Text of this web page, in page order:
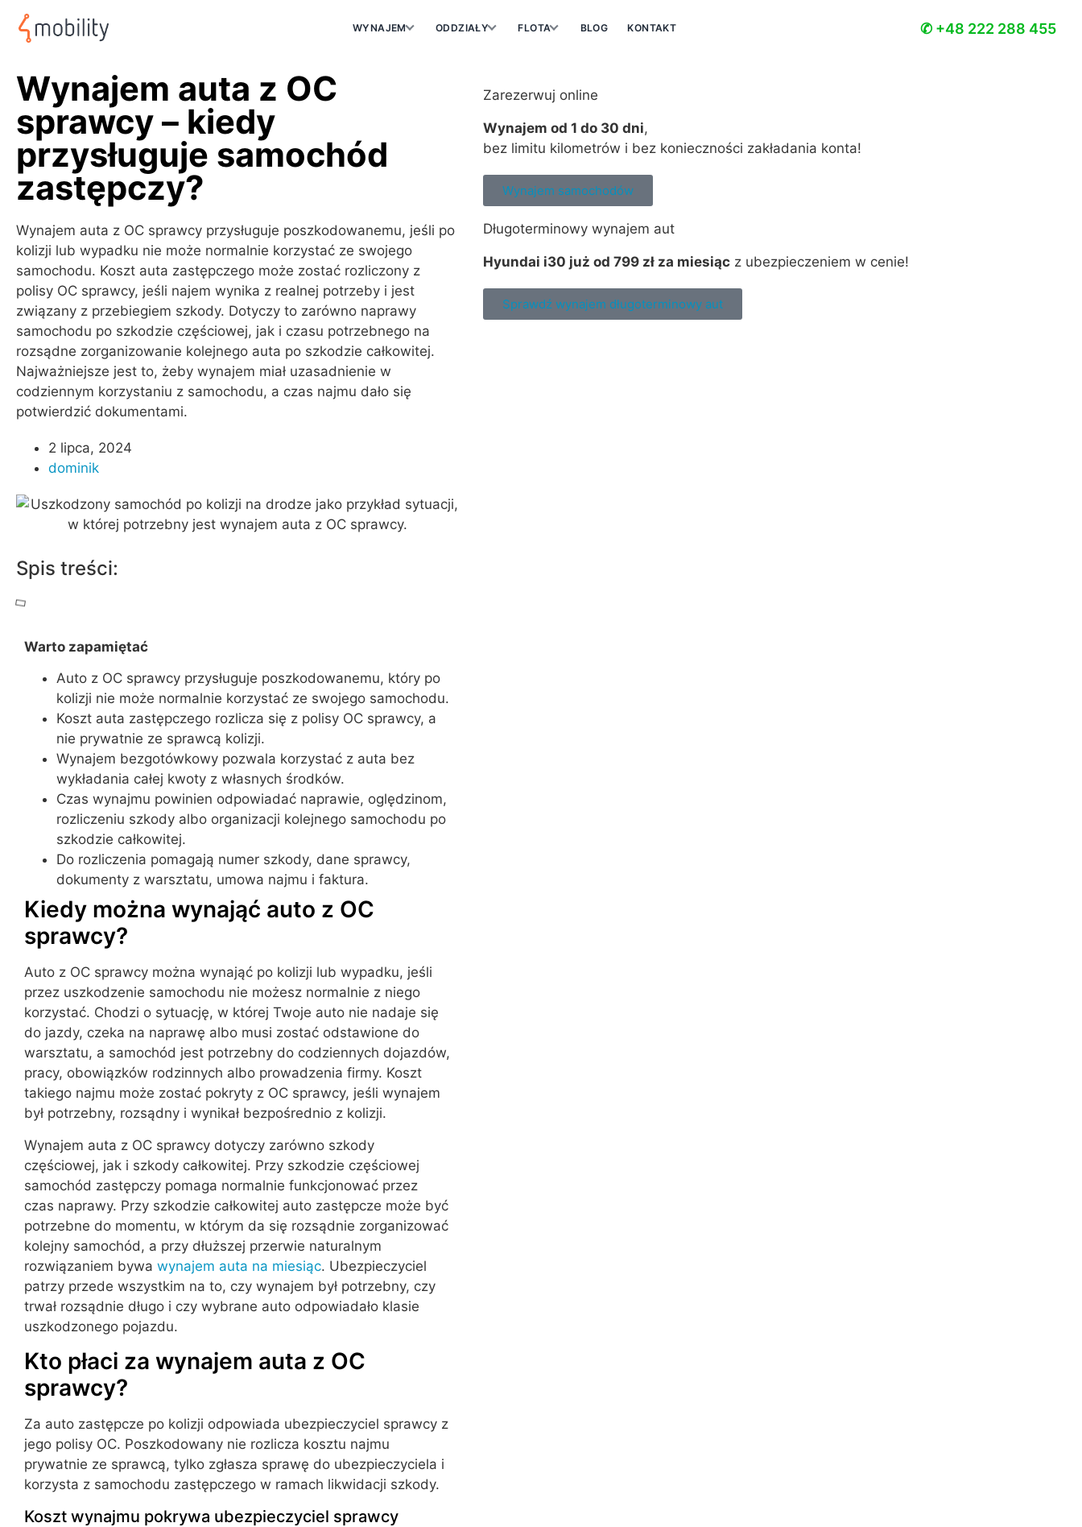
WYNAJEM ODDZIAŁY FLOTA BLOG KONTAKT ✆ +48 222 288 455
Wynajem auta z OC
sprawcy – kiedy
przysługuje samochód
zastępczy?
Wynajem auta z OC sprawcy przysługuje poszkodowanemu, jeśli po
kolizji lub wypadku nie może normalnie korzystać ze swojego
samochodu. Koszt auta zastępczego może zostać rozliczony z
polisy OC sprawcy, jeśli najem wynika z realnej potrzeby i jest
związany z przebiegiem szkody. Dotyczy to zarówno naprawy
samochodu po szkodzie częściowej, jak i czasu potrzebnego na
rozsądne zorganizowanie kolejnego auta po szkodzie całkowitej.
Najważniejsze jest to, żeby wynajem miał uzasadnienie w
codziennym korzystaniu z samochodu, a czas najmu dało się
potwierdzić dokumentami.
2 lipca, 2024
dominik
Spis treści:
Warto zapamiętać
Auto z OC sprawcy przysługuje poszkodowanemu, który po
kolizji nie może normalnie korzystać ze swojego samochodu.
Koszt auta zastępczego rozlicza się z polisy OC sprawcy, a
nie prywatnie ze sprawcą kolizji.
Wynajem bezgotówkowy pozwala korzystać z auta bez
wykładania całej kwoty z własnych środków.
Czas wynajmu powinien odpowiadać naprawie, oględzinom,
rozliczeniu szkody albo organizacji kolejnego samochodu po
szkodzie całkowitej.
Do rozliczenia pomagają numer szkody, dane sprawcy,
dokumenty z warsztatu, umowa najmu i faktura.
Kiedy można wynająć auto z OC
sprawcy?
Auto z OC sprawcy można wynająć po kolizji lub wypadku, jeśli
przez uszkodzenie samochodu nie możesz normalnie z niego
korzystać. Chodzi o sytuację, w której Twoje auto nie nadaje się
do jazdy, czeka na naprawę albo musi zostać odstawione do
warsztatu, a samochód jest potrzebny do codziennych dojazdów,
pracy, obowiązków rodzinnych albo prowadzenia firmy. Koszt
takiego najmu może zostać pokryty z OC sprawcy, jeśli wynajem
był potrzebny, rozsądny i wynikał bezpośrednio z kolizji.
Wynajem auta z OC sprawcy dotyczy zarówno szkody
częściowej, jak i szkody całkowitej. Przy szkodzie częściowej
samochód zastępczy pomaga normalnie funkcjonować przez
czas naprawy. Przy szkodzie całkowitej auto zastępcze może być
potrzebne do momentu, w którym da się rozsądnie zorganizować
kolejny samochód, a przy dłuższej przerwie naturalnym
rozwiązaniem bywa wynajem auta na miesiąc. Ubezpieczyciel
patrzy przede wszystkim na to, czy wynajem był potrzebny, czy
trwał rozsądnie długo i czy wybrane auto odpowiadało klasie
uszkodzonego pojazdu.
Kto płaci za wynajem auta z OC
sprawcy?
Za auto zastępcze po kolizji odpowiada ubezpieczyciel sprawcy z
jego polisy OC. Poszkodowany nie rozlicza kosztu najmu
prywatnie ze sprawcą, tylko zgłasza sprawę do ubezpieczyciela i
korzysta z samochodu zastępczego w ramach likwidacji szkody.
Koszt wynajmu pokrywa ubezpieczyciel sprawcy
Zarezerwuj online
Wynajem od 1 do 30 dni,
bez limitu kilometrów i bez konieczności zakładania konta!
Wynajem samochodów
Długoterminowy wynajem aut
Hyundai i30 już od 799 zł za miesiąc z ubezpieczeniem w cenie!
Sprawdź wynajem długoterminowy aut